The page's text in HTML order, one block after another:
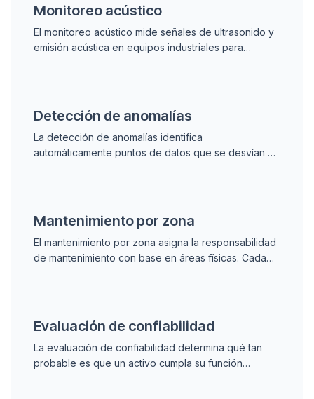
Monitoreo acústico
El monitoreo acústico mide señales de ultrasonido y
emisión acústica en equipos industriales para
Detección de anomalías
La detección de anomalías identifica
automáticamente puntos de datos que se desvían de
Mantenimiento por zona
El mantenimiento por zona asigna la responsabilidad
de mantenimiento con base en áreas físicas. Cada
Evaluación de confiabilidad
La evaluación de confiabilidad determina qué tan
probable es que un activo cumpla su función